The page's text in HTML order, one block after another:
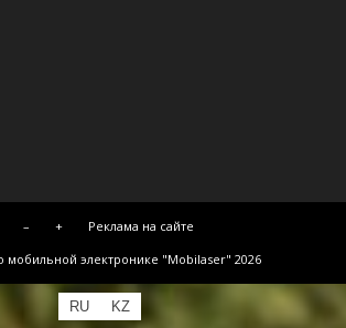
– +
Реклама на сайте
мобильной электронике "Mobilaser" 2026
RU KZ